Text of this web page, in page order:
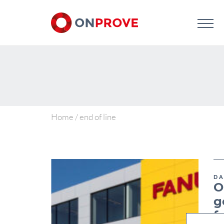
Home /end of line